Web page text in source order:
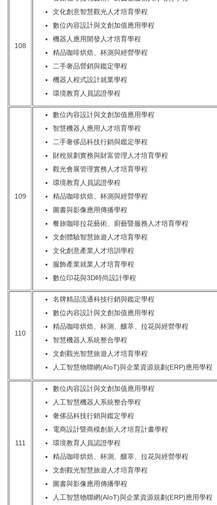
108
文化創意智慧觀光人才培育學程
數位內容設計與文創加值應用學程
機器人應用開發人才培育學程
精品咖啡烘焙、杯測與經營學程
二手奢品營銷與鑑定學程
機器人程式設計就業學程
環境教育人員認證學程
109
數位內容設計與文創加值應用學程
智慧機器人應用人才培育學程
二手奢侈品科技行銷與鑑定學程
財稅規劃實務與財富管理人才培育學程
觀光會展管理實務人才培育學程
環境教育人員認證學程
精品咖啡烘焙、杯測與經營學程
圖書與影像應用傳播學程
餐旅咖啡拉花藝術、廚藝暨服務人才培育學程
文創體驗智慧旅遊人才培育學程
文化創意產業人才培訓學程
服飾產業就業人才培育學程
數位印花與3D時尚設計學程
110
名牌精品流通科技行銷與鑑定學程
數位內容設計與文創加值應用學程
精品咖啡烘焙、杯測、釀萃、拉花與經營學程
智慧機器人系統整合學程
文創觀光智慧旅遊人才培育學程
人工智慧物聯網(AIoT)與企業資源規劃(ERP)應用學程
111
數位內容設計與文創加值應用學程
人工智慧機器人系統整合學程
奢侈品科技行銷與鑑定學程
電商設計暨商模創新人才培育計畫學程
環境教育人員認證學程
精品咖啡烘焙、杯測、釀萃、拉花與經營學程
文創觀光智慧旅遊人才培育學程
圖書與影像應用傳播學程
人工智慧物聯網(AIoT)與企業資源規劃(ERP)應用學程